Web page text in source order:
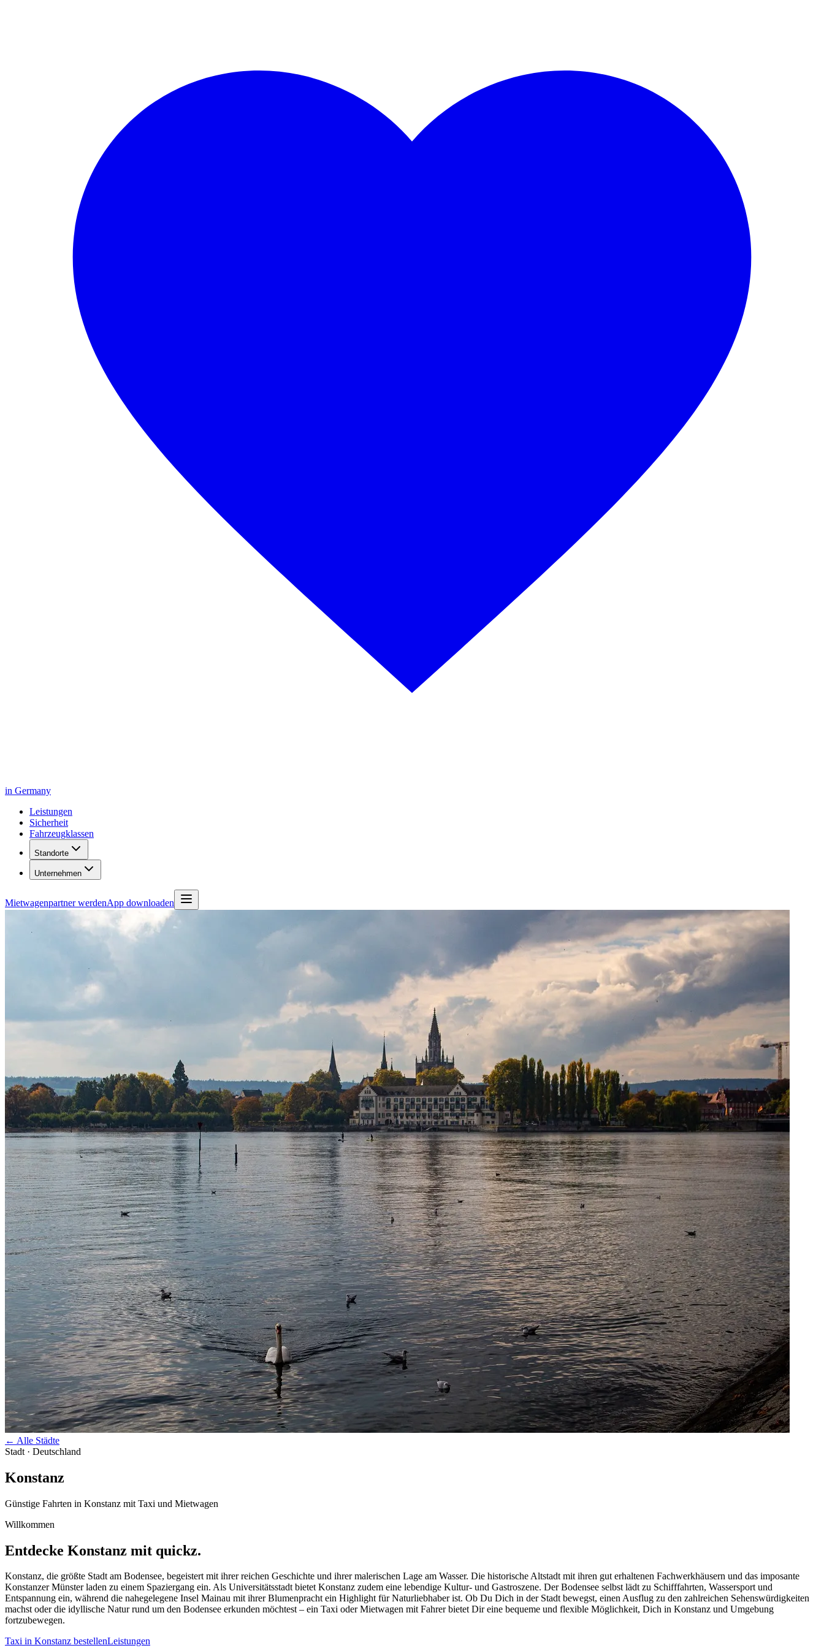
in Germany
Leistungen
Sicherheit
Fahrzeugklassen
Standorte
Unternehmen
Mietwagenpartner werdenApp downloaden
← Alle Städte
Stadt · Deutschland
Konstanz
Günstige Fahrten in Konstanz mit Taxi und Mietwagen
Willkommen
Entdecke Konstanz mit quickz.
Konstanz, die größte Stadt am Bodensee, begeistert mit ihrer reichen Geschichte und ihrer malerischen Lage am Wasser. Die historische Altstadt mit ihren gut erhaltenen Fachwerkhäusern und das imposante
Konstanzer Münster laden zu einem Spaziergang ein. Als Universitätsstadt bietet Konstanz zudem eine lebendige Kultur- und Gastroszene. Der Bodensee selbst lädt zu Schifffahrten, Wassersport und
Entspannung ein, während die nahegelegene Insel Mainau mit ihrer Blumenpracht ein Highlight für Naturliebhaber ist. Ob Du Dich in der Stadt bewegst, einen Ausflug zu den zahlreichen Sehenswürdigkeiten
machst oder die idyllische Natur rund um den Bodensee erkunden möchtest – ein Taxi oder Mietwagen mit Fahrer bietet Dir eine bequeme und flexible Möglichkeit, Dich in Konstanz und Umgebung
fortzubewegen.
Taxi in Konstanz bestellenLeistungen